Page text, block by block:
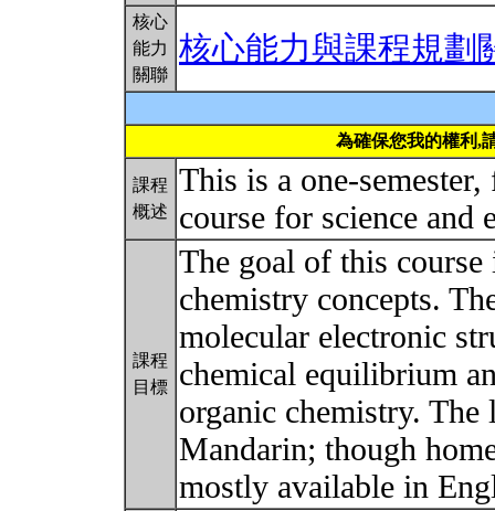
核心
能力
關聯
核心能力與課程規劃
為確保您我的權利,
課程
概述
This is a one-
course for science
課程
目標
The goal of this
chemistry concepts.
molecular electronic
chemical equilibrium
organic chemistry. The
Mandarin; though
mostly available in